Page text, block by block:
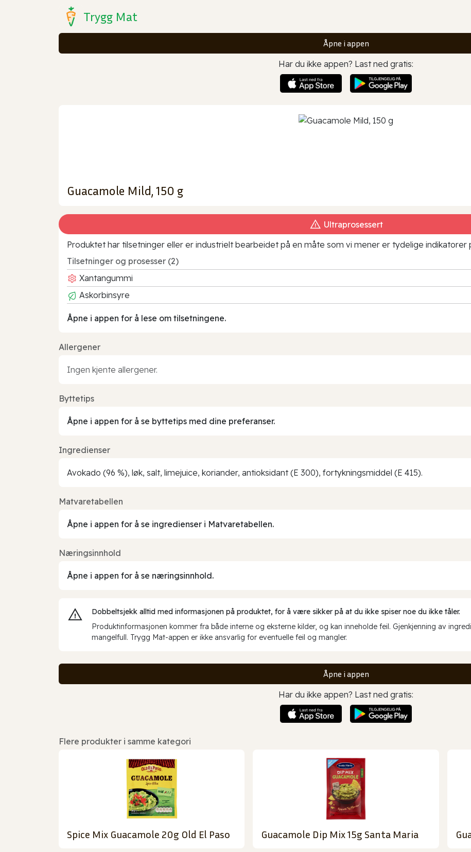
Trygg Mat
Åpne i appen
Har du ikke appen? Last ned gratis:
Guacamole Mild, 150 g
Ultraprosessert
Produktet har tilsetninger eller er industrielt bearbeidet på en måte som vi mener er tydelige indikatorer
Tilsetninger og prosesser (2)
Xantangummi
Askorbinsyre
Åpne i appen for å lese om tilsetningene.
Allergener
Ingen kjente allergener.
Byttetips
Åpne i appen for å se byttetips med dine preferanser.
Ingredienser
Avokado (96 %), løk, salt, limejuice, koriander, antioksidant (E 300), fortykningsmiddel (E 415).
Matvaretabellen
Åpne i appen for å se ingredienser i Matvaretabellen.
Næringsinnhold
Åpne i appen for å se næringsinnhold.
Dobbeltsjekk alltid med informasjonen på produktet, for å være sikker på at du ikke spiser noe du ikke tåler.
Produktinformasjonen kommer fra både interne og eksterne kilder, og kan inneholde feil. Gjenkjenning av
mangelfull. Trygg Mat-appen er ikke ansvarlig for eventuelle feil og mangler.
Åpne i appen
Har du ikke appen? Last ned gratis:
Flere produkter i samme kategori
Spice Mix Guacamole 20g Old El Paso Guacamole Dip Mix 15g Santa Maria